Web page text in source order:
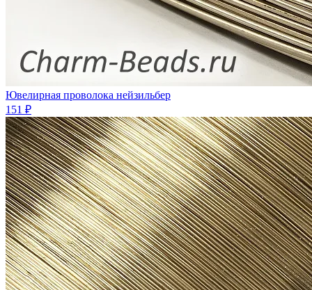
Ювелирная проволока нейзильбер
151 ₽